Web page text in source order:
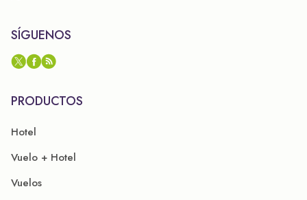
SÍGUENOS
PRODUCTOS
Hotel
Vuelo + Hotel
Vuelos